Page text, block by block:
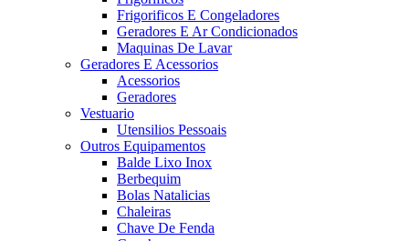
Frigorificos E Congeladores
Geradores E Ar Condicionados
Maquinas De Lavar
Geradores E Acessorios
Acessorios
Geradores
Vestuario
Utensilios Pessoais
Outros Equipamentos
Balde Lixo Inox
Berbequim
Bolas Natalicias
Chaleiras
Chave De Fenda